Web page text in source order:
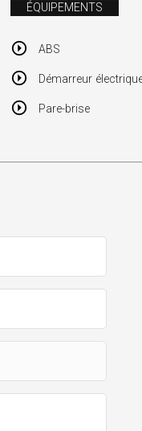
ÉQUIPEMENTS
ABS
Démarreur
Pare-brise